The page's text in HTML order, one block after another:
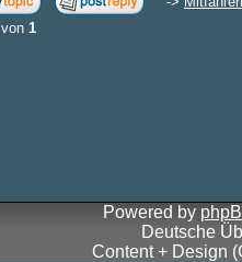
von 1
Powered by
Deutsche
Content + Design